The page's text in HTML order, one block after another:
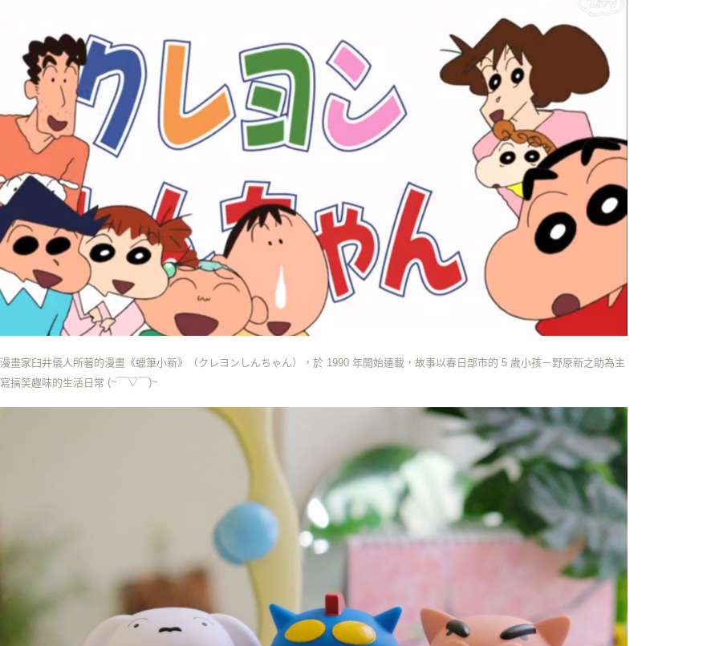
３．未成年的使用者請事先徵得法定代理人或監護人之同意方可使用
「AFTEE先享後付」，若未經同意申辦者引起之損失，本公司不負相關責
任。
４．使用「AFTEE先享後付」時，將依據個別帳號之用戶狀況，依本公司
即時審查核予不同之上限額度；若仍有額度不足之情形，本公司將視審查
結果請求用戶進行身份認證。
５．嚴禁一人註冊多個帳號或使用他人資訊註冊。若發現惡意使用之情
形，恩沛科技股份有限公司將有權停止該用戶之使用額度並採取法律行
動。
查看運費
畫家臼井儀人所著的漫畫《蠟筆小新》（クレヨンしんちゃん），於 1990 年開始連載，故事以春日部市的 5 歲小孩－野原新之助為主
搞笑趣味的生活日常 (~￣▽￣)~